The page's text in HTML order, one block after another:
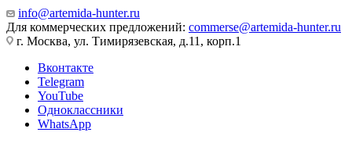
info@artemida-hunter.ru
Для коммерческих предложений: commerse@artemida-hunter.ru
г. Москва, ул. Тимирязевская, д.11, корп.1
Вконтакте
Telegram
YouTube
Одноклассники
WhatsApp